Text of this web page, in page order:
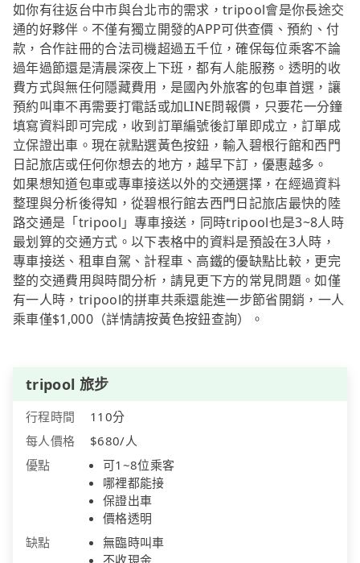
如你有往返台中市與台北市的需求，tripool會是你長途交
通的好夥伴。不僅有獨立開發的APP可供查價、預約、付
款，合作註冊的合法司機超過五千位，確保每位乘客不論
過年過節還是清晨深夜上下班，都有人能服務。透明的收
費方式與無任何隱藏費用，是國內外旅客的包車首選，讓
預約叫車不再需要打電話或加LINE問報價，只要花一分鐘
填寫資料即可完成，收到訂單編號後訂單即成立，訂單成
立保證出車。現在就點選黃色按鈕，輸入碧根行館和西門
日記旅店或任何你想去的地方，越早下訂，優惠越多。
如果想知道包車或專車接送以外的交通選擇，在經過資料
整理與分析後得知，從碧根行館去西門日記旅店最快的陸
路交通是「tripool」專車接送，同時tripool也是3~8人時
最划算的交通方式。以下表格中的資料是預設在3人時，
專車接送、租車自駕、計程車、高鐵的優缺點比較，更完
整的交通費用與時間分析，請見更下方的常見問題。如僅
有一人時，tripool的拼車共乘還能進一步節省開銷，一人
乘車僅$1,000（詳情請按黃色按鈕查詢）。
tripool 旅步
行程時間
110分
每人價格
$680/人
優點
可1~8位乘客
哪裡都能接
保證出車
價格透明
缺點
無臨時叫車